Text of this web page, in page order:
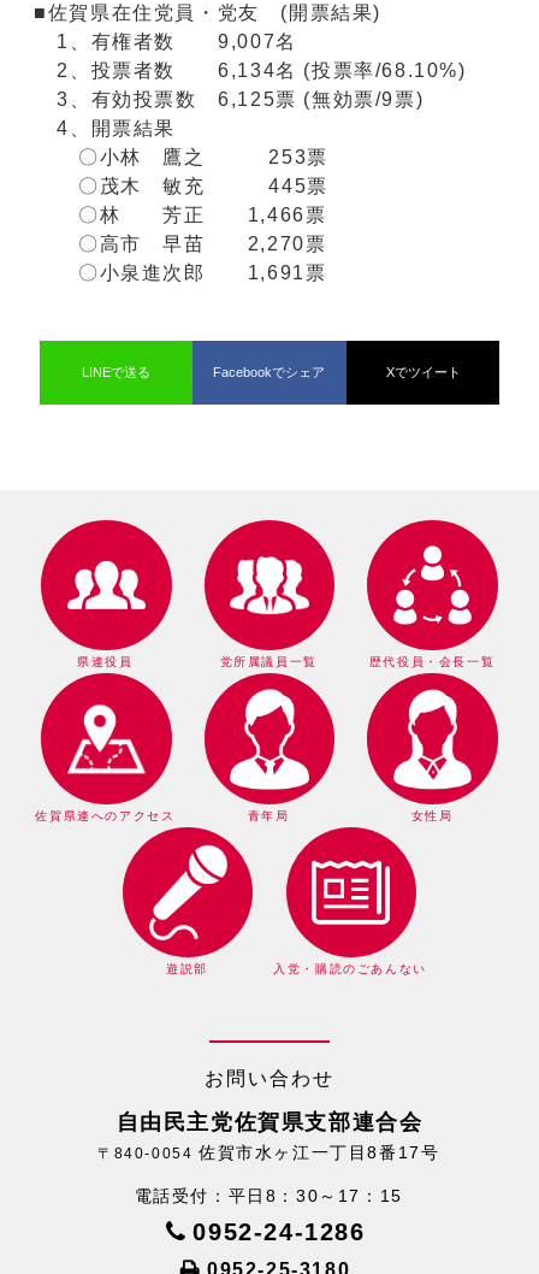
■佐賀県在住党員・党友 (開票結果)
1、有権者数 9,007名
2、投票者数 6,134名 (投票率/68.10%)
3、有効投票数 6,125票 (無効票/9票)
4、開票結果
〇小林 鷹之 253票
〇茂木 敏充 445票
〇林 芳正 1,466票
〇高市 早苗 2,270票
〇小泉進次郎 1,691票
LINEで送る Facebookでシェア Xでツイート
県連役員 党所属議員一覧 歴代役員・会長一覧
佐賀県連へのアクセス 青年局 女性局
遊説部 入党・購読のごあんない
お問い合わせ
自由民主党佐賀県支部連合会
〒840-0054 佐賀市水ヶ江一丁目8番17号
電話受付：平日8：30～17：15
0952-24-1286
0952-25-3180